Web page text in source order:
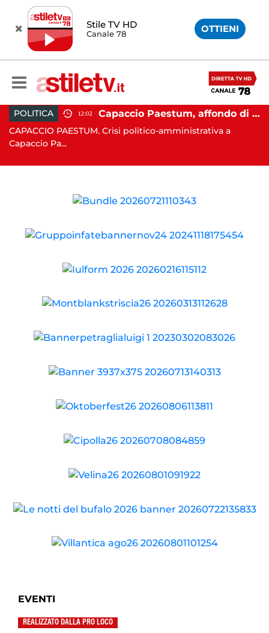
Stile TV HD
Canale 78 OTTIENI
POLITICA 12:02 Capaccio Paestum, affondo di Forza Italia: "Paolino è arrivato al capolinea"
CAPACCIO PAESTUM. Crisi politico-amministrativa a
Capaccio Pa...
EVENTI
REALIZZATO DALLA PRO LOCO